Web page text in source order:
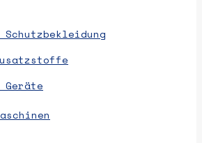
Geräte